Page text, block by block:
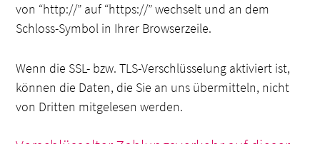
von “http://” auf “https://” wechselt und an dem
Schloss-Symbol in Ihrer Browserzeile.
Wenn die SSL- bzw. TLS-Verschlüsselung aktiviert ist,
können die Daten, die Sie an uns übermitteln, nicht
von Dritten mitgelesen werden.